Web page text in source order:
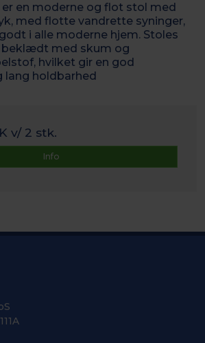
en moderne og flot stol med
med flotte vandrette syninger,
i alle moderne hjem. Stoles
med skum og
hvilket gir en god
holdbarhed
v/ 2 stk.
Info